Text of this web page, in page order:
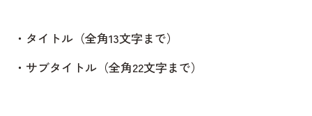
・タイトル（全角13文字まで）
・サブタイトル（全角22文字まで）